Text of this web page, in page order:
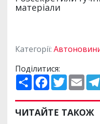
Категорії:
Поділитися:
П
о
и
р
и
F
a
e
b
o
T
w
t
t
e
E
m
i
l
ЧИТАЙТЕ ТАКОЖ